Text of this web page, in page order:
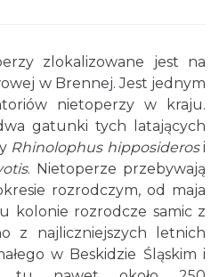
zlokalizowane jest na
w Brennej. Jest jednym
nietoperzy w kraju.
gatunki tych latających
Rhinolophus hipposiderosi
. Nietoperze przebywają
rozrodczym, od maja
kolonie rozrodcze samic z
z najliczniejszych letnich
w Beskidzie Śląskim i